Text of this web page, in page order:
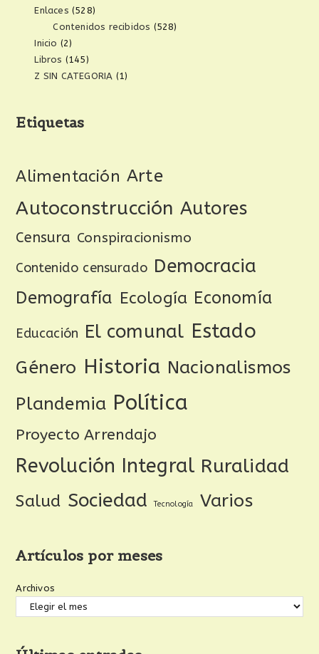
Enlaces (528)
Contenidos recibidos (528)
Inicio (2)
Libros (145)
Z SIN CATEGORIA (1)
Etiquetas
Alimentación Arte
Autoconstrucción Autores
Censura Conspiracionismo
Contenido censurado Democracia
Demografía Ecología Economía
Educación El comunal Estado
Género Historia Nacionalismos
Plandemia Política
Proyecto Arrendajo
Revolución Integral Ruralidad
Salud Sociedad Tecnología Varios
Artículos por meses
Archivos